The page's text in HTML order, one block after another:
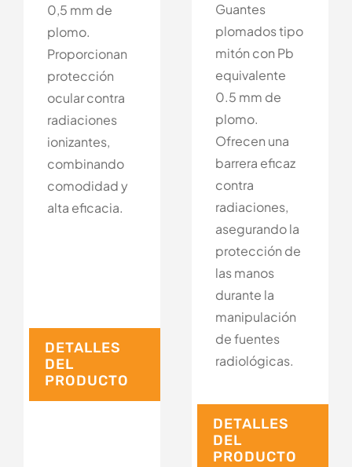
0,5 mm de
plomo.
Proporcionan
protección
ocular contra
radiaciones
ionizantes,
combinando
comodidad y
alta eficacia.
DETALLES
DEL
PRODUCTO
Guantes
plomados tipo
mitón con Pb
equivalente
0.5 mm de
plomo.
Ofrecen una
barrera eficaz
contra
radiaciones,
asegurando la
protección de
las manos
durante la
manipulación
de fuentes
radiológicas.
DETALLES
DEL
PRODUCTO